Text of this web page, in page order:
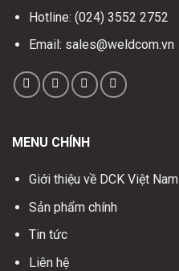
Hotline: (024) 3552 2752
Email: sales@weldcom.vn
MENU CHÍNH
Giới thiệu về DCK Việt Nam
Sản phẩm chính
Tin tức
Liên hệ